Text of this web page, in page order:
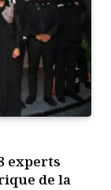
experts
de la